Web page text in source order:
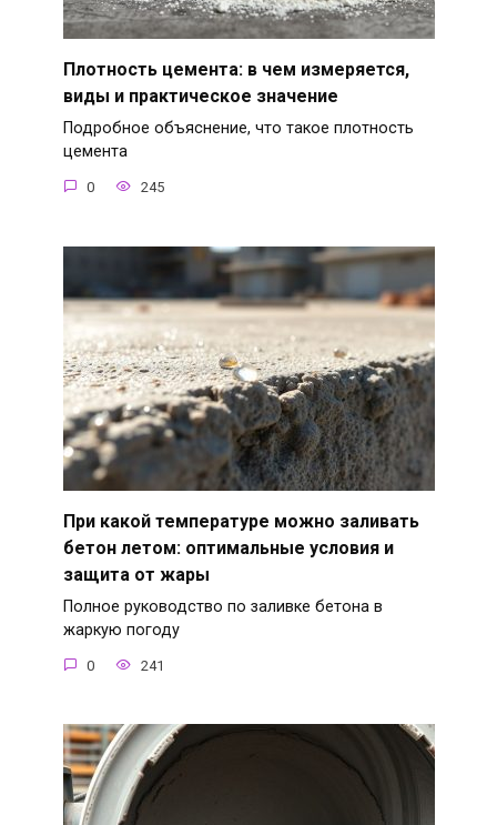
Плотность цемента: в чем измеряется,
виды и практическое значение
Подробное объяснение, что такое плотность
цемента
0 245
При какой температуре можно заливать
бетон летом: оптимальные условия и
защита от жары
Полное руководство по заливке бетона в
жаркую погоду
0 241